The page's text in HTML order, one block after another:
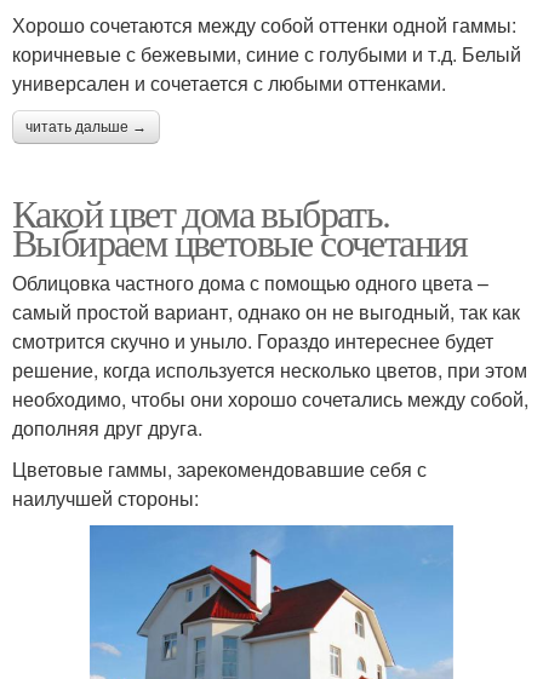
Хорошо сочетаются между собой оттенки одной гаммы:
коричневые с бежевыми, синие с голубыми и т.д. Белый
универсален и сочетается с любыми оттенками.
читать дальше →
Какой цвет дома выбрать.
Выбираем цветовые сочетания
Облицовка частного дома с помощью одного цвета –
самый простой вариант, однако он не выгодный, так как
смотрится скучно и уныло. Гораздо интереснее будет
решение, когда используется несколько цветов, при этом
необходимо, чтобы они хорошо сочетались между собой,
дополняя друг друга.
Цветовые гаммы, зарекомендовавшие себя с
наилучшей стороны: